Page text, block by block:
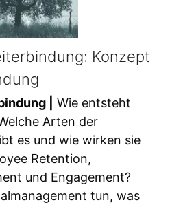
Konzept
|
Wie entsteht
Arten der
es und wie wirken sie
Retention,
und Engagement?
tun, was